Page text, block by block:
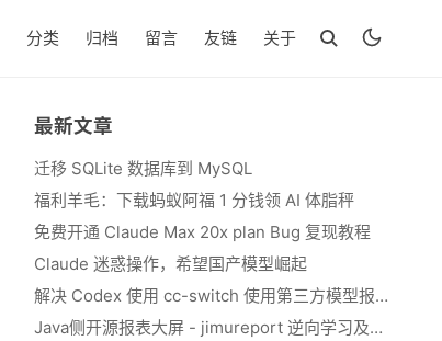
分类 归档 留言 友链 关于
最新文章
迁移 SQLite 数据库到 MySQL
福利羊毛：下载蚂蚁阿福 1 分钱领 AI 体脂秤
免费开通 Claude Max 20x plan Bug 复现教程
Claude 迷惑操作，希望国产模型崛起
解决 Codex 使用 cc-switch 使用第三方模型报错 We&#039;re currently experiencing high demand, which may cause temporary errors.
Java侧开源报表大屏 - jimureport 逆向学习及二开思路